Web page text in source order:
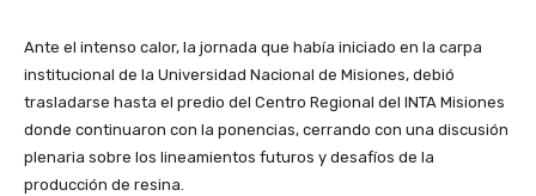
Ante el intenso calor, la jornada que había iniciado en la carpa
institucional de la Universidad Nacional de Misiones, debió
trasladarse hasta el predio del Centro Regional del INTA Misiones
donde continuaron con la ponencias, cerrando con una discusión
plenaria sobre los lineamientos futuros y desafíos de la
producción de resina.